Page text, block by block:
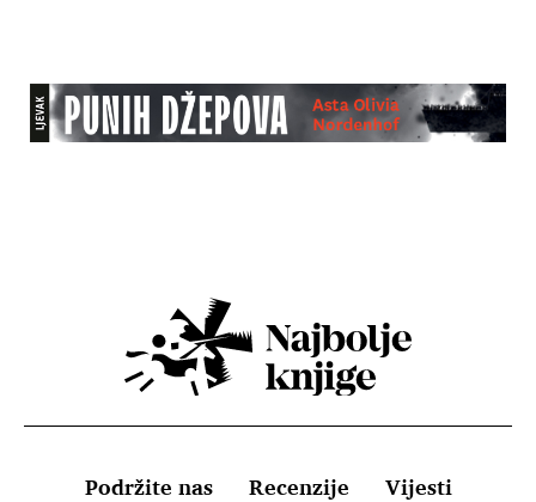
Podržite nas Recenzije Vijesti